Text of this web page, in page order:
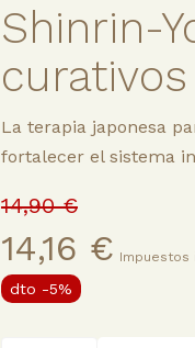
Shinrin-
La terapia japonesa
fortalecer el sistema
14,90 €
14,16 € Impuestos
dto -5%